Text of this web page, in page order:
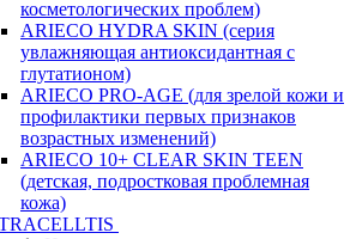
косметологических проблем)
ARIECO HYDRA SKIN (серия
увлажняющая антиоксидантная с
глутатионом)
ARIECO PRO-AGE (для зрелой кожи и
профилактики первых признаков
возрастных изменений)
ARIECO 10+ CLEAR SKIN TEEN
(детская, подростковая проблемная
кожа)